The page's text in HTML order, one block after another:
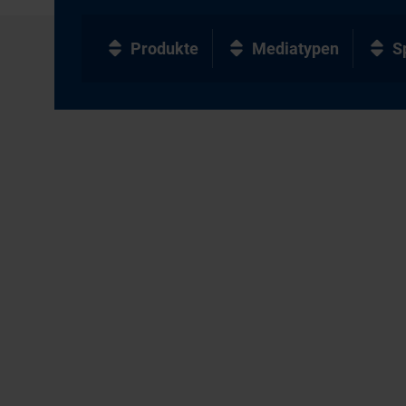
Produkte Mediatypen